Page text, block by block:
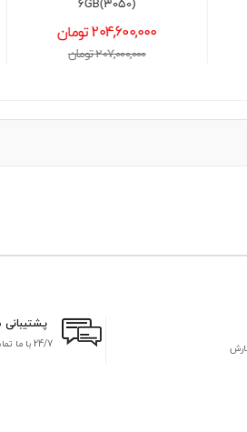
249,700,000 تومان
254,000,000 تومان
24/7 با ما تماس بگیرید